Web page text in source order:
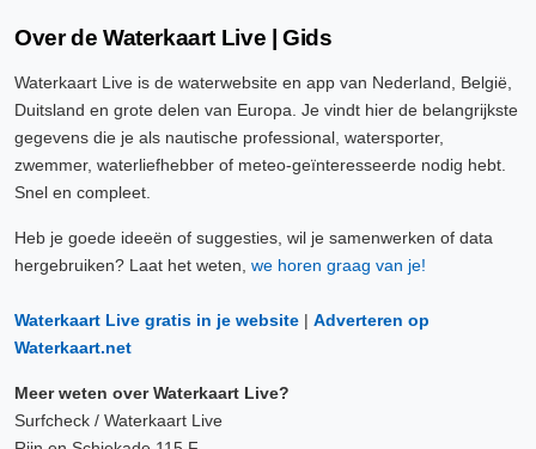
Over de Waterkaart Live | Gids
Waterkaart Live is de waterwebsite en app van Nederland, België,
Duitsland en grote delen van Europa. Je vindt hier de belangrijkste
gegevens die je als nautische professional, watersporter,
zwemmer, waterliefhebber of meteo-geïnteresseerde nodig hebt.
Snel en compleet.
Heb je goede ideeën of suggesties, wil je samenwerken of data
hergebruiken? Laat het weten, we horen graag van je!
Waterkaart Live gratis in je website | Adverteren op
Waterkaart.net
Meer weten over Waterkaart Live?
Surfcheck / Waterkaart Live